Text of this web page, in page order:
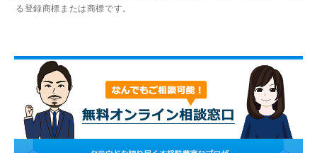
る登録商標または商標です。